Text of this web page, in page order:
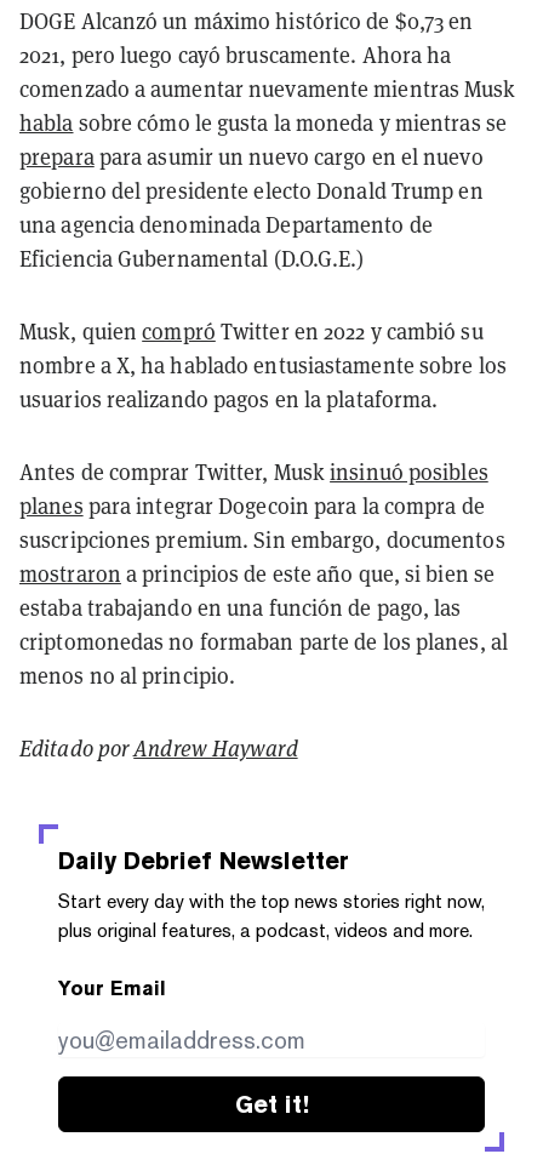
DOGE Alcanzó un máximo histórico de $0,73 en
2021, pero luego cayó bruscamente. Ahora ha
comenzado a aumentar nuevamente mientras Musk
habla sobre cómo le gusta la moneda y mientras se
preparapara asumir un nuevo cargo en el nuevo
gobierno del presidente electo Donald Trump en
una agencia denominada Departamento de
Eficiencia Gubernamental (D.O.G.E.)
Musk, quiencompró Twitter en 2022 y cambió su
nombre a X, ha hablado entusiastamente sobre los
usuarios realizando pagos en la plataforma.
Antes de comprar Twitter, Muskinsinuó posibles
planes para integrar Dogecoin para la compra de
suscripciones premium. Sin embargo, documentos
mostraron a principios de este año que, si bien se
estaba trabajando en una función de pago, las
criptomonedas no formaban parte de los planes, al
menos no al principio.
Editado porAndrew Hayward
Daily Debrief Newsletter
Start every day with the top news stories right now,
plus original features, a podcast, videos and more.
Your Email
Get it!